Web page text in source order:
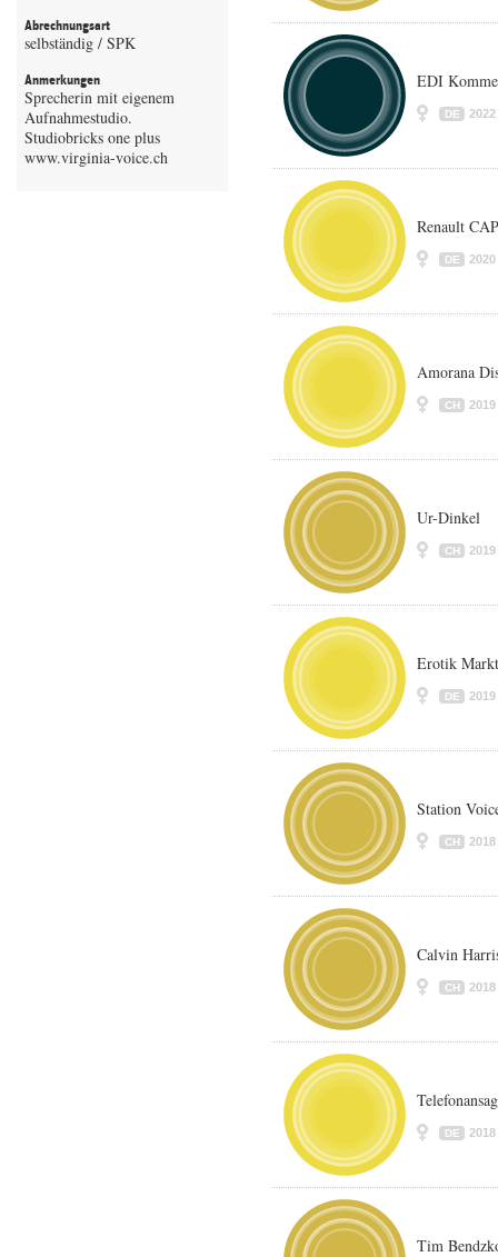
Abrechnungsart
selbständig / SPK
Anmerkungen
Sprecherin mit eigenem
Aufnahmestudio.
Studiobricks one plus
www.virginia-voice.ch
EDI
DE 2022
Renault
DE 2020
Amorana
CH 2019
Ur-Dinkel
CH 2019
Erotik
DE 2019
Station
CH 2018
Calvin
CH 2018
DE 2018
Tim